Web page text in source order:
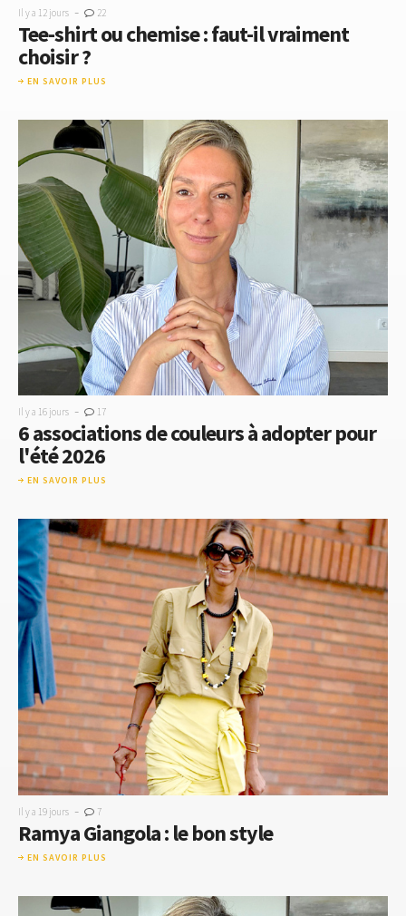
Il y a 12 jours - 22
Tee-shirt ou chemise : faut-il vraiment
choisir ?
EN SAVOIR PLUS
Il y a 16 jours - 17
6 associations de couleurs à adopter pour
l'été 2026
EN SAVOIR PLUS
Il y a 19 jours - 7
Ramya Giangola : le bon style
EN SAVOIR PLUS